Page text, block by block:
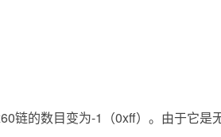
链的数目变为-1（0xff）。由于它